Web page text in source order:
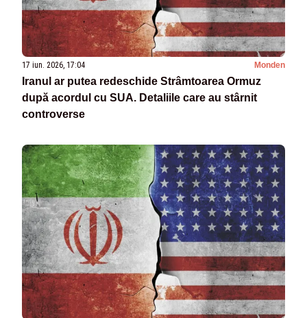
17 iun. 2026, 17:04 Monden
Iranul ar putea redeschide Strâmtoarea Ormuz
după acordul cu SUA. Detaliile care au stârnit
controverse